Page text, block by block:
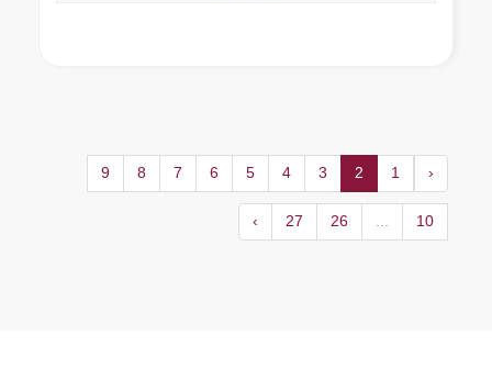
‹
1
2
3
4
5
6
7
8
9
10
...
26
27
›